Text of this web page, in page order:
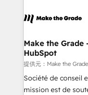
new HubSpot
CRM Migrations
worldwide, and with
One company,
across offices and
Canada, Germany,
South Africa. Certified compliant with ISO/IEC
27001:2022 and
Make the
HubSpot
提供元：Make the
Société de conseil
mission est de